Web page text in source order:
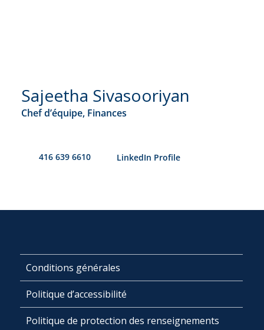
Sajeetha Sivasooriyan
Chef d’équipe, Finances
416 639 6610 ​LinkedIn Profile
Conditions générales
Politique d’accessibilité
Politique de protection des renseignements